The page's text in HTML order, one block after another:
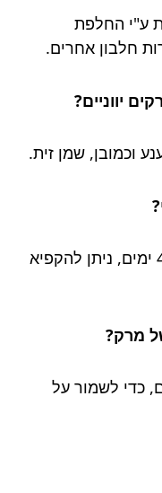
ע"י החלפת
חלבון אחרים.
וכמובן, שמן זית.
המרק נשאר טעים במקרר עד 4-5 ימים, ניתן להקפיא
כדי לשמור על